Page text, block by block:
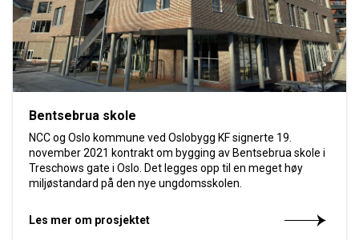
Bentsebrua skole
NCC og Oslo kommune ved Oslobygg KF signerte 19.
november 2021 kontrakt om bygging av Bentsebrua skole i
Treschows gate i Oslo. Det legges opp til en meget høy
miljøstandard på den nye ungdomsskolen.
Les mer om prosjektet